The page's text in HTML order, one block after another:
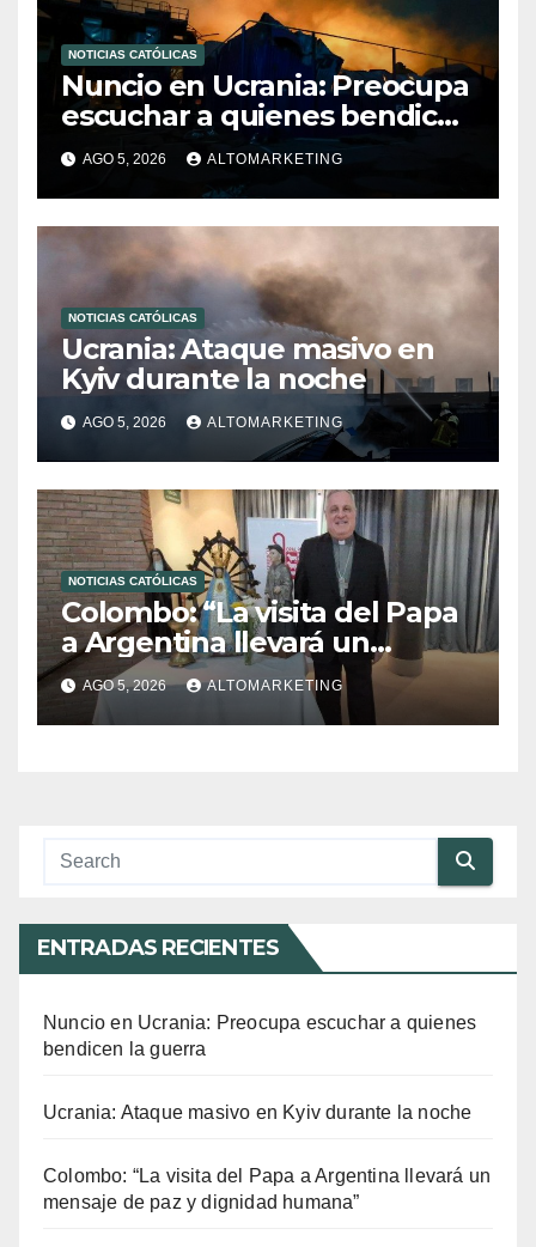
NOTICIAS CATÓLICAS
Nuncio en Ucrania: Preocupa
escuchar a quienes bendicen
la guerra
AGO 5, 2026 ALTOMARKETING
NOTICIAS CATÓLICAS
Ucrania: Ataque masivo en
Kyiv durante la noche
AGO 5, 2026 ALTOMARKETING
NOTICIAS CATÓLICAS
Colombo: “La visita del Papa
a Argentina llevará un
mensaje de paz y dignidad
humana”
AGO 5, 2026 ALTOMARKETING
ENTRADAS RECIENTES
Nuncio en Ucrania: Preocupa escuchar a quienes
bendicen la guerra
Ucrania: Ataque masivo en Kyiv durante la noche
Colombo: “La visita del Papa a Argentina llevará un
mensaje de paz y dignidad humana”